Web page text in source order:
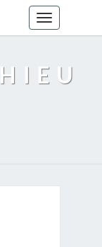
Toggle
navigation